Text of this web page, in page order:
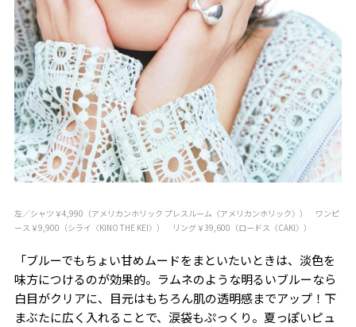
左／シャツ￥4,990（アメリカンホリック プレスルーム〈アメリカンホリック〉） ワンピ
ース￥9,900（シライ〈KINO THE KEI〉） リング￥39,600（ロードス〈CAKI〉）
「ブルーでもちょい甘めムードをまといたいときは、淡色を
味方につけるのが効果的。ラムネのような明るいブルーなら
白目がクリアに、目元はもちろん肌の透明感までアップ！下
まぶたに広く入れることで、涙袋もぷっくり。夏っぽいピュ